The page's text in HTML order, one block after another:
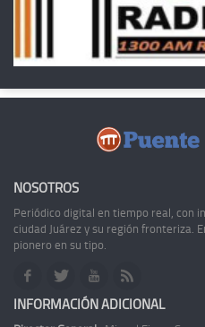
NOSOTROS
Periódico digital en tiempo real, con
ciudad Juárez y su región fronteriza.
pionero en su tipo.
INFORMACIÓN ADICIONAL